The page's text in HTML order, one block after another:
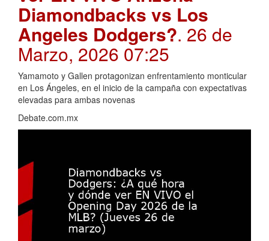
Diamondbacks vs Los
Angeles Dodgers?. 26 de
Marzo, 2026 07:25
Yamamoto y Gallen protagonizan enfrentamiento monticular
en Los Ángeles, en el inicio de la campaña con expectativas
elevadas para ambas novenas
Debate.com.mx